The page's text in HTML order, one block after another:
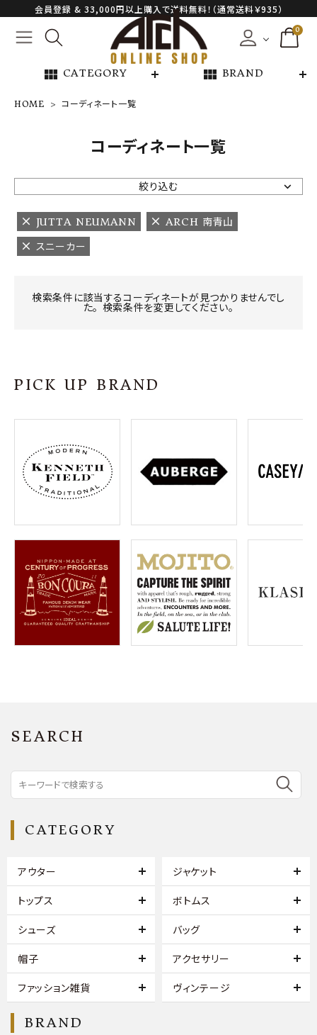
会員登録 & 33,000円以上購入で送料無料！（通常送料￥935）
0
view_module CATEGORY view_module BRAND
NEW ARRIVAL
ARCH EXCLUSIVE
BRAND
CATEGORY
プライバシーポリシー
特定商取引法について
お問い合わせ
OFFICIAL WEB SITE
meeting_room ログイン 会員登録
HOME コーディネート一覧
コーディネート一覧
絞り込む
JUTTA NEUMANN
ARCH 南青山
スニーカー
検索条件に該当するコーディネートが見つかりませんでし
た。 検索条件を変更してください。
PICK UP BRAND
SEARCH
CATEGORY
アウター ジャケット
トップス ボトムス
シューズ バッグ
帽子 アクセサリー
ファッション雑貨 ヴィンテージ
BRAND